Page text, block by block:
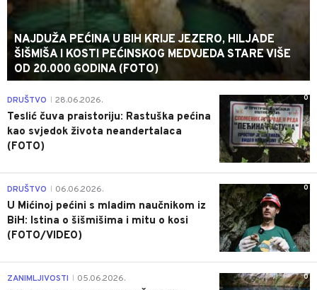
NAJDUŽA PEĆINA U BIH KRIJE JEZERO, HILJADE
ŠIŠMIŠA I KOSTI PEĆINSKOG MEDVJEDA STARE VIŠE
OD 20.000 GODINA (FOTO)
0
DRUŠTVO 28.06.2026.
Teslić čuva praistoriju: Rastuška pećina
kao svjedok života neandertalaca
(FOTO)
0
DRUŠTVO 06.06.2026.
U Mićinoj pećini s mladim naučnikom iz
BiH: Istina o šišmišima i mitu o kosi
(FOTO/VIDEO)
0
ZANIMLJIVOSTI 05.06.2026.